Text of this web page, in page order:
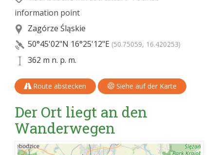
information point
Zagórze Śląskie
50°45'02"N 16°25'12"E (50.75059, 16.420253)
362 m n. p. m.
Route abstecken Siehe auf der Karte
Der Ort liegt an den
Wanderwegen